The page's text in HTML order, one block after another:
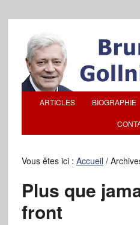
ARTICLES BIOGRAPHIE
Vous êtes ici : Accueil /
Plus que
front